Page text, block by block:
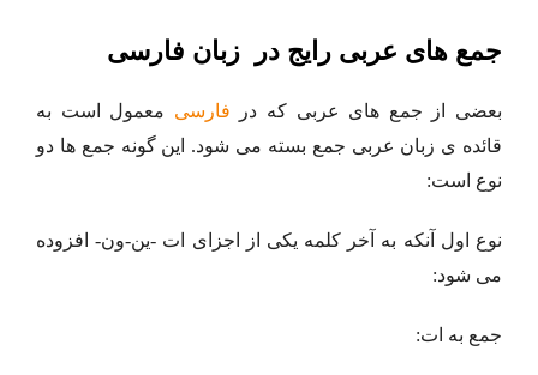
جمع های عربی رایج در زبان فارسی
بعضی از جمع های عربی که در فارسی معمول است به
قائده ی زبان عربی جمع بسته می شود. این گونه جمع ها دو
نوع است:
نوع اول آنکه به آخر کلمه یکی از اجزای ات -ین-ون- افزوده
می شود:
جمع به ات: